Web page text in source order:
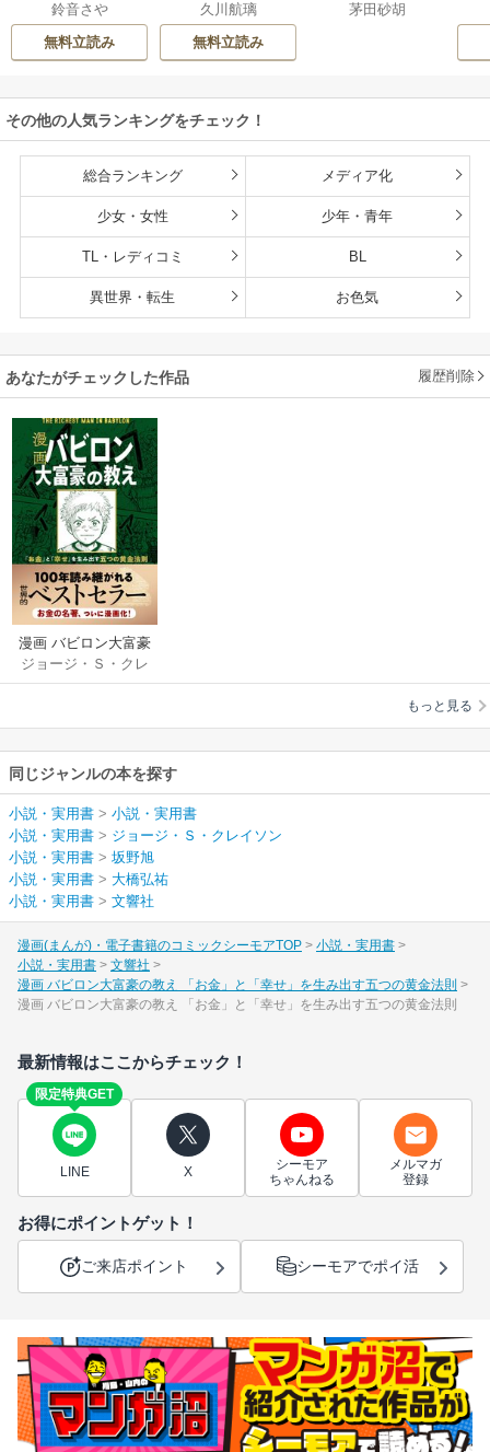
た
鈴音さや
無料立読み
様、離婚していた
だきます
久川航璃
無料立読み
茅田砂胡
その他の人気ランキングをチェック！
総合ランキング メディア化
少女・女性 少年・青年
TL・レディコミ BL
異世界・転生 お色気
あなたがチェックした作品 履歴削除
漫画 バビロン大富豪
の教え 「お金」と
「幸せ」を生み出す
ジョージ・Ｓ・クレ
イソン/坂野旭/大
もっと見る
同じジャンルの本を探す
小説・実用書 > 小説・実用書
小説・実用書 > ジョージ・Ｓ・クレイソン
小説・実用書 > 坂野旭
小説・実用書 > 大橋弘祐
小説・実用書 > 文響社
漫画(まんが)・電子書籍のコミックシーモアTOP
小説・実用書
小説・実用書
文響社
漫画 バビロン大富豪の教え 「お金」と「幸せ」を生み出す五つの黄金法則
漫画 バビロン大富豪の教え 「お金」と「幸せ」を生み出す五つの黄金法則
最新情報はここからチェック！
限定特典GET
LINE X
シーモア
ちゃんねる
メルマガ
登録
お得にポイントゲット！
ご来店ポイント シーモアでポイ活